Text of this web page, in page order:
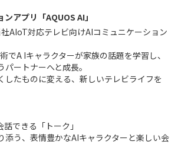
アプリ「AQUOS AI」
社AIoT対応テレビ向けAIコミュニケーション
でA Iキャラクターが家族の話題を学習し、
ートナーへと成長。
したものに変える、新しいテレビライフを
できる「トーク」
添う、表情豊かなAIキャラクターと楽しい会